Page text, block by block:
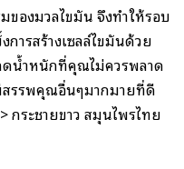
ของมวลไขมัน จึงทำให้รอบ
ารสร้างเซลล์ไขมันด้วย
ดน้ำหนักที่คุณไม่ควรพลาด
สรรพคุณอื่นๆมากมายที่ดี
กระชายขาว สมุนไพรไทย